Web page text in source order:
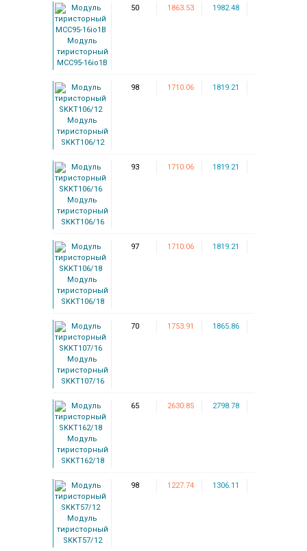
Модуль
тиристорный
MCC95-16io1B
50 1863.53 1982.48
Модуль
тиристорный
SKKT106/12
98 1710.06 1819.21
Модуль
тиристорный
SKKT106/16
93 1710.06 1819.21
Модуль
тиристорный
SKKT106/18
97 1710.06 1819.21
Модуль
тиристорный
SKKT107/16
70 1753.91 1865.86
Модуль
тиристорный
SKKT162/18
65 2630.85 2798.78
Модуль
тиристорный
SKKT57/12
98 1227.74 1306.11